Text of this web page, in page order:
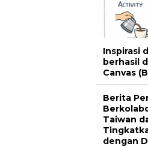
Inspirasi
berhasil
Canvas
Berita
Taiwan
dengan